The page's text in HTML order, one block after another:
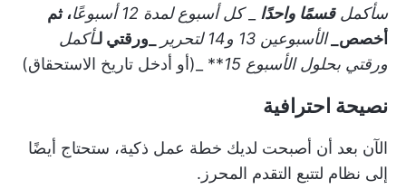
سأكمل قسمًا واحدًا كل أسبوع لمدة 12 أسبوعًا
، ثم
أخصص_الأسبوعين 13 و14 لتحرير _ورقتي لـأكمل
ورقتي بحلول الأسبوع 15
** _(أو أدخل تاريخ الاستحقاق)
نصيحة احترافية
الآن بعد أن أصبحت لديك خطة عمل ذكية، ستحتاج أيضًا
إلى نظام لتتبع التقدم المحرز.